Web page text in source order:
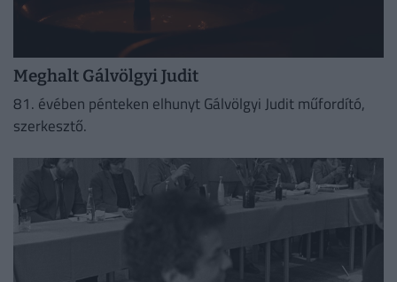
Meghalt Gálvölgyi Judit
81. évében pénteken elhunyt Gálvölgyi Judit műfordító,
szerkesztő.